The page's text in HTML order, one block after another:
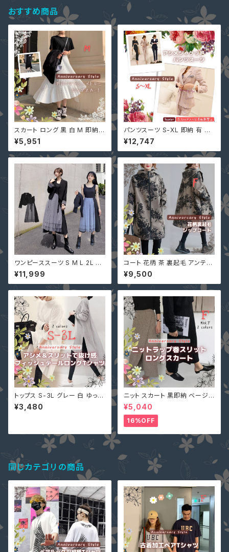
おすすめ商品
スカート ロング 黒 白 M 即納
プリーツ フレアー アシンメトリ
ー 90012756 ミモレ丈 膝下丈
膝丈 ボトムス ブラック ホワイト
¥5,951
パンツスーツ S-XL 即納 有 ピ
ンクチェック 黒 ネイビーストラ
イプ セットアップ 長袖ジャケット
＋パンツ 韓国ファッション 上下
¥12,747
ワンピーススーツ S M L 2L 3L
4L 即納 黒 グレー 大人可愛い
セットアップ ぽっちゃり ジャケッ
ト チュール 切替 ASY-98926
¥11,999
コート 花柄 茶 裏起毛 アンティ
ーク フラワープリント柄 フード
コート 97559006
¥9,500
トップス S-3L グレー 白 ゆった
り 大きいサイズ チュニック ワン
ピース 即納 9001047 ロンT
¥3,480
ニット スカート 黒即納 ベージュ
フリー スリット ボトムス 個性的
美脚 ウエストゴム 90010426
ロングスカート リブ編み 巻きス
カート風 ラップ
¥5,040
16%OFF
同じカテゴリの商品